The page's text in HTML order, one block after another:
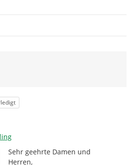
Sehr geehrte Damen und
Herren,